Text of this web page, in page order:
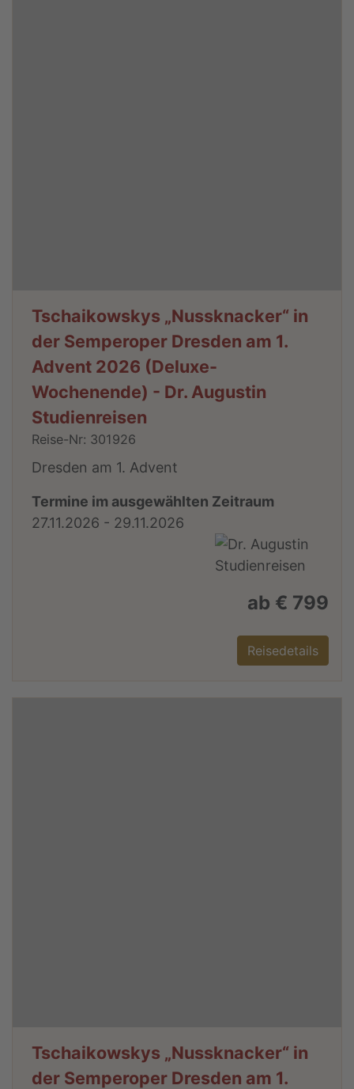
Tschaikowskys „Nussknacker“ in
der Semperoper Dresden am 1.
Advent 2026 (Deluxe-
Wochenende) - Dr. Augustin
Studienreisen
Reise-Nr: 301926
Dresden am 1. Advent
Termine im ausgewählten Zeitraum
27.11.2026 - 29.11.2026
ab € 799
Reisedetails
Tschaikowskys „Nussknacker“ in
der Semperoper Dresden am 1.